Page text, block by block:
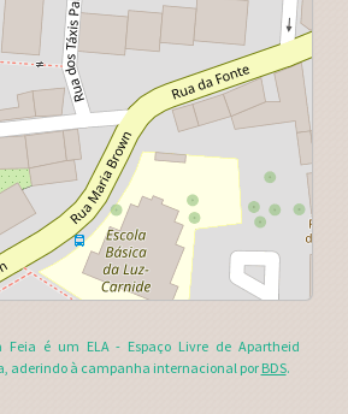
Feia é um ELA - Espaço Livre de Apartheid
aderindo à campanha internacional por BDS.